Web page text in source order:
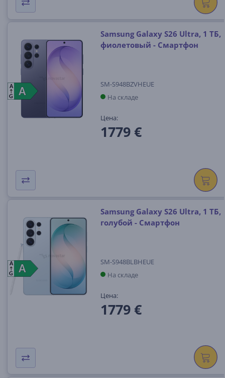
A
A
A
G
Samsung Galaxy S26 Ultra, 1 ТБ,
фиолетовый - Смартфон
SM-S948BZVHEUE
На складе
Цена:
1779 €
A
A
A
G
Samsung Galaxy S26 Ultra, 1 ТБ,
голубой - Смартфон
SM-S948BLBHEUE
На складе
Цена:
1779 €